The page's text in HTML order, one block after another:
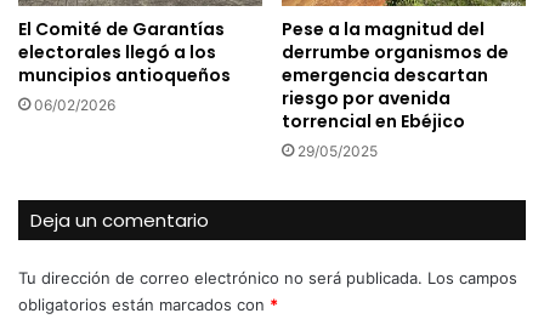
El Comité de Garantías
electorales llegó a los
muncipios antioqueños
06/02/2026
Pese a la magnitud del
derrumbe organismos de
emergencia descartan
riesgo por avenida
torrencial en Ebéjico
29/05/2025
Deja un comentario
Tu dirección de correo electrónico no será publicada. Los campos
obligatorios están marcados con *